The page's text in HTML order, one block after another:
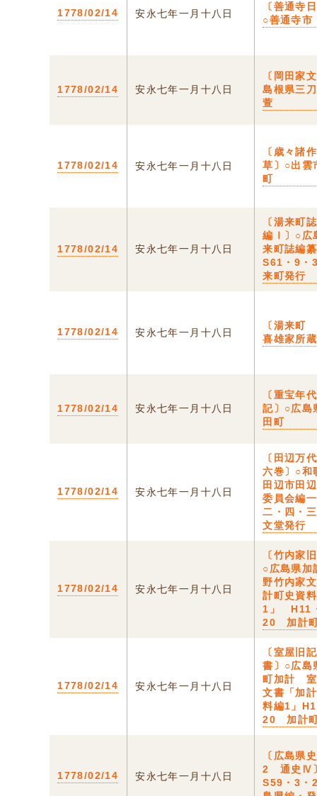
1778/02/14 安永七年一月十八日
〔善通寺
○善通寺市
1778/02/14 安永七年一月十八日
〔岡田家
島根県三
萱
1778/02/14 安永七年一月十八日
〔歳々諸
草〕○出雲
町
1778/02/14 安永七年一月十八日
〔湯来町
編Ⅰ〕○広
来町誌編
S61・9
来町発行
1778/02/14 安永七年一月十八日
〔湯来町
喜雄家所
1778/02/14 安永七年一月十八日
〔重宝年
記〕○広島
田町
1778/02/14 安永七年一月十八日
〔田辺万
六巻〕○和
田辺市田
委員会編
二・四・
文堂発行
1778/02/14 安永七年一月十八日
〔竹内家
○広島県加
野竹内家
計町史資
1」 H11
20 加計
1778/02/14 安永七年一月十八日
〔室屋旧
書〕○広島
町加計 室
文書「加
料編1」
20 加計
1778/02/14 安永七年一月十八日
〔広島県
2 通史Ⅳ
S59・3